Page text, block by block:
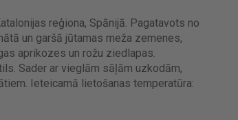
reģiona, Spānijā. Pagatavots no
un garšā jūtamas meža zemenes,
aprikozes un rožu ziedlapas.
Sader ar vieglām sāļām uzkodām,
Ieteicamā lietošanas temperatūra: